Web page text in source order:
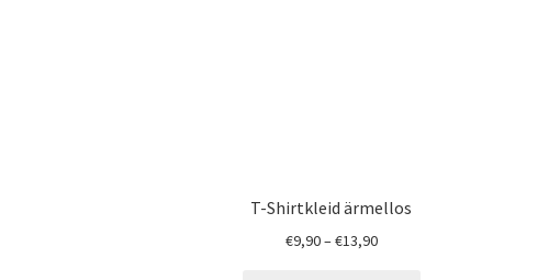
T-Shirtkleid ärmellos
€9,90–€13,90